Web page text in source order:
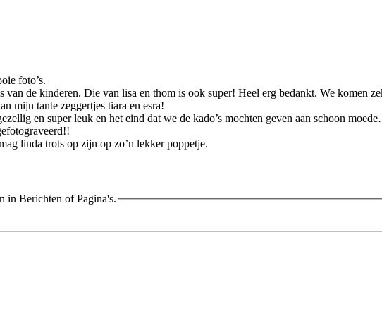
foto’s.
de kinderen. Die van lisa en thom is ook super! Heel erg bedankt. We komen
mijn tante zeggertjes tiara en esra!
en super leuk en het eind dat we de kado’s mochten geven aan schoon
linda trots op zijn op zo’n lekker poppetje.
in Berichten of Pagina's.